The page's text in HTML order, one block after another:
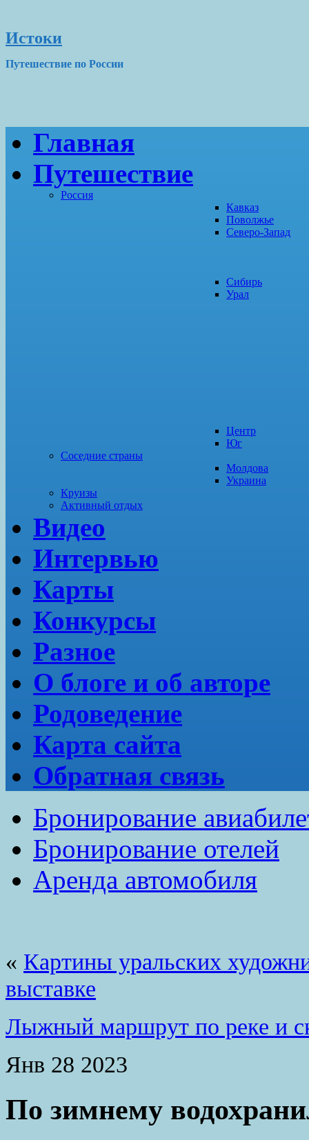
Истоки
Путешествие по России
Главная
Путешествие
Россия
Кавказ
Поволжье
Северо-Запад
Сибирь
Урал
Центр
Юг
Соседние страны
Молдова
Украина
Круизы
Активный отдых
Видео
Интервью
Карты
Конкурсы
Разное
О блоге и об авторе
Родоведение
Карта сайта
Обратная связь
Бронирование
Бронирование отелей
Аренда автомобиля
« Картины уральских
выставке
Лыжный маршрут по реке и
Янв 28 2023
По зимнему